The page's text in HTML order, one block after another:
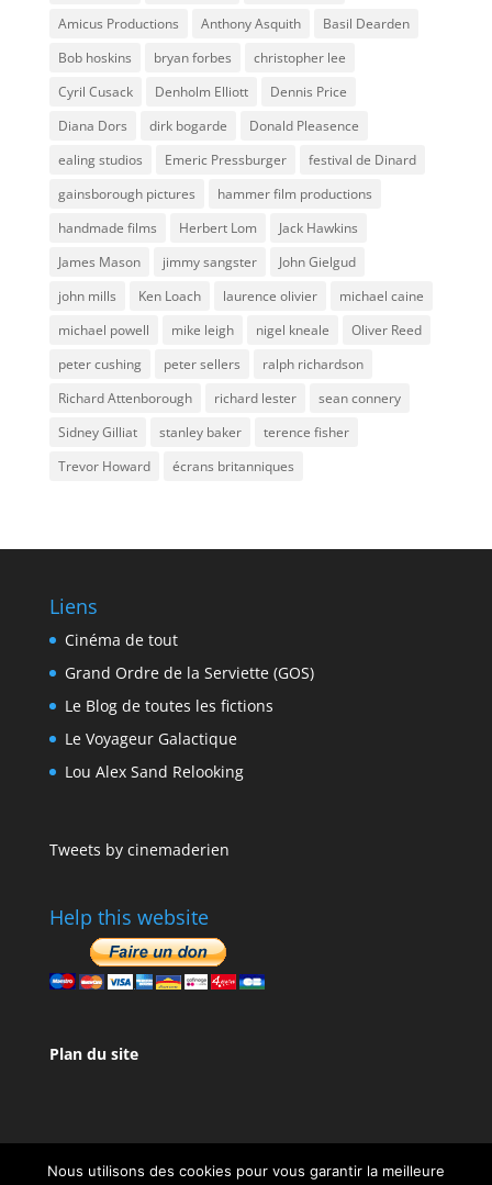
Amicus Productions
Anthony Asquith
Basil Dearden
Bob hoskins
bryan forbes
christopher lee
Cyril Cusack
Denholm Elliott
Dennis Price
Diana Dors
dirk bogarde
Donald Pleasence
ealing studios
Emeric Pressburger
festival de Dinard
gainsborough pictures
hammer film productions
handmade films
Herbert Lom
Jack Hawkins
James Mason
jimmy sangster
John Gielgud
john mills
Ken Loach laurence olivier
michael caine
michael powell
mike leigh nigel kneale
Oliver Reed
peter cushing
peter sellers
ralph richardson
Richard Attenborough
richard lester
sean connery
Sidney Gilliat
stanley baker
terence fisher
Trevor Howard
écrans britanniques
Liens
Cinéma de tout
Grand Ordre de la Serviette (GOS)
Le Blog de toutes les fictions
Le Voyageur Galactique
Lou Alex Sand Relooking
Tweets by cinemaderien
Help this website
Plan du site
Nous utilisons des cookies pour vous garantir la meilleure